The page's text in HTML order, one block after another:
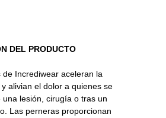
DEL PRODUCTO
de Incrediwear aceleran la
alivian el dolor a quienes se
una lesión, cirugía o tras un
Las perneras proporcionan